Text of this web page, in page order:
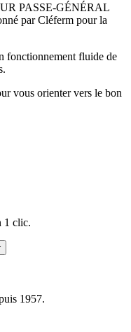
PASSE-GÉNÉRAL
par Cléferm pour la
fonctionnement fluide de
vous orienter vers le bon
1 clic.
1957.